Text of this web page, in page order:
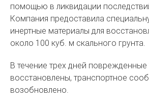
помощью в ликвидации
Компания предоставила
инертные материалы для
около 100 куб. м скального грунта.
В течение трех дней поврежденные
восстановлены, транспортное
возобновлено.